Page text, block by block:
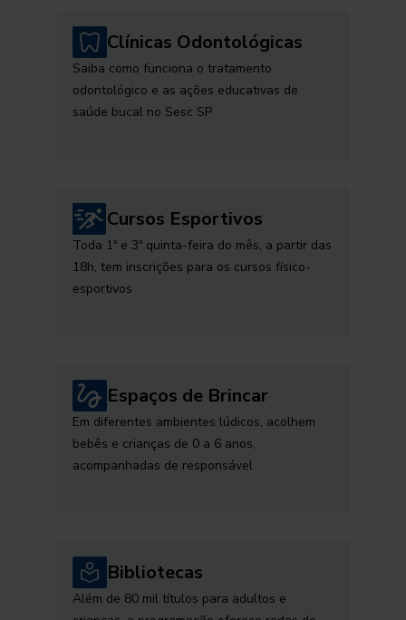
Clínicas Odontológicas
Saiba como funciona o tratamento
odontológico e as ações educativas de
saúde bucal no Sesc SP
Cursos Esportivos
Toda 1ª e 3ª quinta-feira do mês, a partir das
18h, tem inscrições para os cursos físico-
esportivos
Espaços de Brincar
Em diferentes ambientes lúdicos, acolhem
bebês e crianças de 0 a 6 anos,
acompanhadas de responsável
Bibliotecas
Além de 80 mil títulos para adultos e